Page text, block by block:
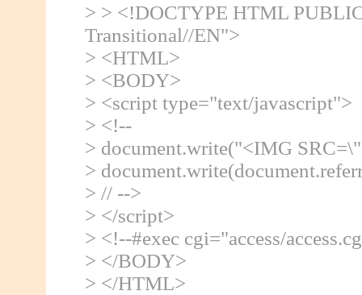
> > <!DOCTYPE HTML
Transitional//EN">
> <HTML>
> <BODY>
> <script type="text/javascript">
> <!--
> document.write("<IMG
>
> // -->
> </script>
> <!--#exec cgi="access/
> </BODY>
> </HTML>